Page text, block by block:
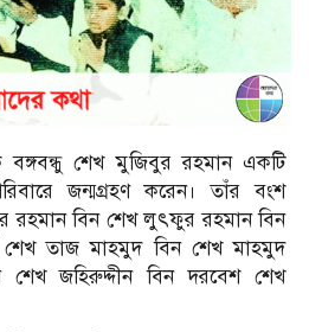
শেখ মুজিবুর রহমান একটি
জন্মগ্রহণ করেন। তাঁর বংশ
রহমান বিন শেখ লুৎফুর রহমান বিন
তাজ মাহমুদ বিন শেখ মাহমুদ
জহিরুদ্দীন বিন দরবেশ শেখ